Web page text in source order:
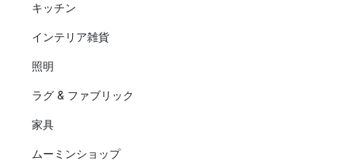
キッチン
インテリア雑貨
照明
ラグ & ファブリック
家具
ムーミンショップ